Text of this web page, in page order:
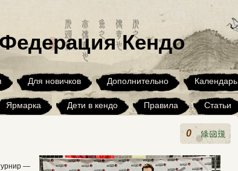
Кендо
Для новичков Дополнительно Календарь
Ярмарка Дети в кендо Правила Статьи
0
—